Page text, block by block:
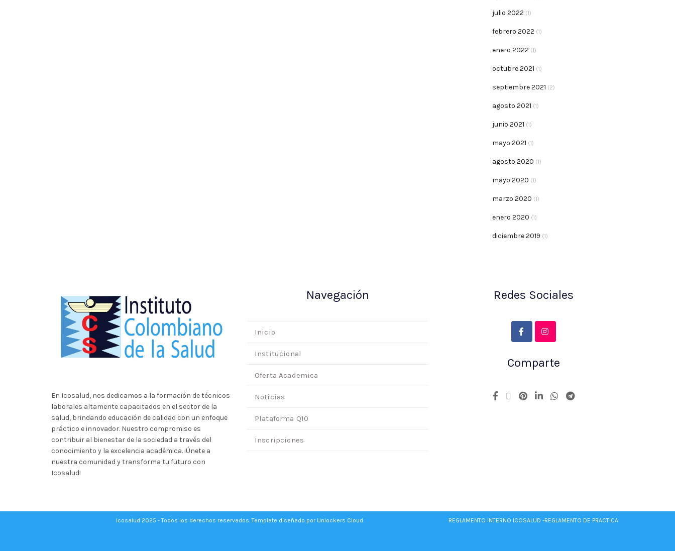
julio 2022 (1)
febrero 2022 (1)
enero 2022 (1)
octubre 2021 (1)
septiembre 2021 (2)
agosto 2021 (1)
junio 2021 (1)
mayo 2021 (1)
agosto 2020 (1)
mayo 2020 (1)
marzo 2020 (1)
enero 2020 (1)
diciembre 2019 (1)
En Icosalud, nos dedicamos a la formación de técnicos
laborales altamente capacitados en el sector de la
salud, brindando educación de calidad con un enfoque
práctico e innovador. Nuestro compromiso es
contribuir al bienestar de la sociedad a través del
conocimiento y la excelencia académica. ¡Únete a
nuestra comunidad y transforma tu futuro con
Icosalud!
Navegación
Inicio
Institucional
Oferta Academica
Noticias
Plataforma Q10
Inscripciones
Redes Sociales
Comparte
Icosalud 2025 - Todos los derechos reservados. Template diseñado por Unlockers Cloud REGLAMENTO INTERNO ICOSALUD -REGLAMENTO DE PRACTICA